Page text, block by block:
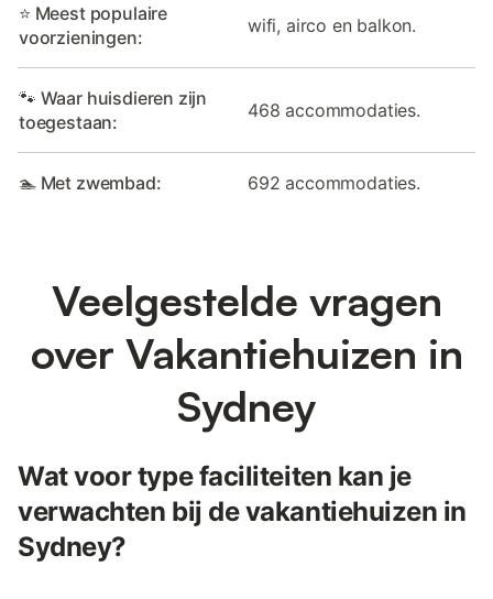
⭐ Meest populaire
voorzieningen:
wifi, airco en balkon.
🐾 Waar huisdieren zijn
toegestaan:
468 accommodaties.
🏊 Met zwembad: 692 accommodaties.
Veelgestelde vragen
over Vakantiehuizen in
Sydney
Wat voor type faciliteiten kan je
verwachten bij de vakantiehuizen in
Sydney?